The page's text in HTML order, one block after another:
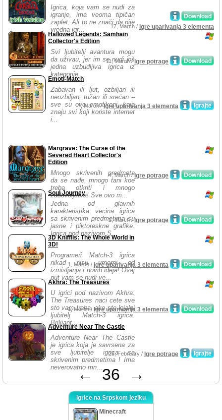
Igrica, koja vam se nudi za
igranje, ima veoma tipičan
zaplet. Ali to ne znači da nije
vredna igr...
Download
17, March / Igre uparivanja 3 elementa
Hallowed Legends: Samhain
Collector's Edition
Svi ljubitelji avantura mogu
da uživau, jer im se nudi još
jedna uzbudljiva igrica iz
kategorije ...
Download
11, March / Igre potrage
Emoti-Match
Zabavan ili ljut, ozbiljan ili
neozbiljan, tužan ili srećan –
sve su ovo emotikoni, koje
znaju svi koji koriste internet
i...
Igrajte
7, March /Igre uparivanja 3 elementa
Margrave: The Curse of the
Severed Heart Collector's
Edition
Mnogo skrivenih predmeta
da se nađe, mnogo tani koe
treba otkriti i mnogo
zadovoljstva! Sve ovo m...
Download
4, March /Igre potrage
Soul Journey
Jedna od glavnih
karakteristika vecina igrica
sa skrivenim predmetima su
jasne i piktoreskne grafike.
Igrica pod nazivom S...
Download
2, March /Igre potrage
3D Knifflis: The Whole World in
3D!
Programeri Match-3 igrica
nikad nisu umorni od
izmisljanja i novih ideja! Ovaj
put vam se nudi ve...
Download
1, March / Igre uparivanja 3 elementa
Akhra: The Treasures
U igrici pod nazivom Akhra:
The Treasures naci cete sve
sto vam treba, ako ste lojalni
ljubitelj Match-3 igrica.
Brilijant...
Download
1, March / Igre uparivanja 3 elementa
Adventure Near The Castle
Adventure Near The Castle
je igrica koja je savrsena za
sve ljubitelje igrica sa
skrivenim predmetima ! Ima
neverovatno mn...
Igrajte
28, February / Igre potrage
← 36 →
Igrice na Srpskom jeziku
Minecraft